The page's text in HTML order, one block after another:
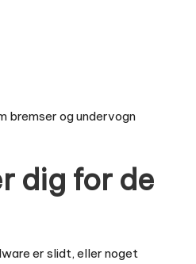
bremser og undervogn
dig for de
er slidt, eller noget